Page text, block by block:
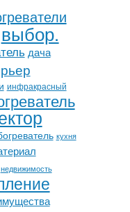
выбор.
дача
инфракрасный
кухня
недвижимость